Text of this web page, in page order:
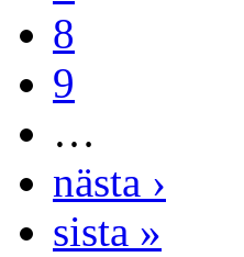
8
9
…
nästa ›
sista »